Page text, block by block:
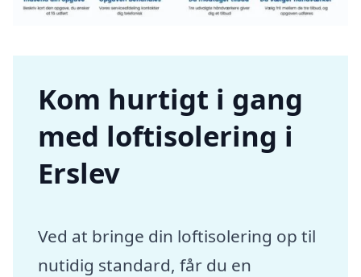
Kom hurtigt i gang
med loftisolering i
Erslev
Ved at bringe din loftisolering op til
nutidig standard, får du en